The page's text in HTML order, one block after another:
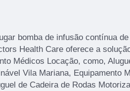
bomba de infusão contínua
Health Care oferece a
Médicos Locação, como,
Vila Mariana, Equipamento
de Cadeira de Rodas